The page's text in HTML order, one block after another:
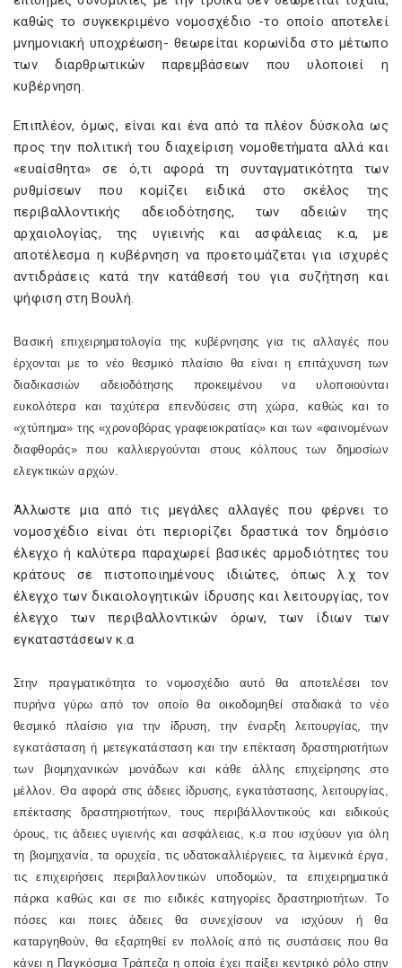
καθώς το συγκεκριμένο νομοσχέδιο -το οποίο αποτελεί
μνημονιακή υποχρέωση- θεωρείται κορωνίδα στο μέτωπο
των διαρθρωτικών παρεμβάσεων που υλοποιεί η
κυβέρνηση.
Επιπλέον, όμως, είναι και ένα από τα πλέον δύσκολα ως
προς την πολιτική του διαχείριση νομοθετήματα αλλά και
«ευαίσθητα» σε ό,τι αφορά τη συνταγματικότητα των
ρυθμίσεων που κομίζει ειδικά στο σκέλος της
περιβαλλοντικής αδειοδότησης, των αδειών της
αρχαιολογίας, της υγιεινής και ασφάλειας κ.α, με
αποτέλεσμα η κυβέρνηση να προετοιμάζεται για ισχυρές
αντιδράσεις κατά την κατάθεσή του για συζήτηση και
ψήφιση στη Βουλή.
Βασική επιχειρηματολογία της κυβέρνησης για τις αλλαγές που
έρχονται με το νέο θεσμικό πλαίσιο θα είναι η επιτάχυνση των
διαδικασιών αδειοδότησης προκειμένου να υλοποιούνται
ευκολότερα και ταχύτερα επενδύσεις στη χώρα, καθώς και το
«χτύπημα» της «χρονοβόρας γραφειοκρατίας» και των «φαινομένων
διαφθοράς» που καλλιεργούνται στους κόλπους των δημοσίων
ελεγκτικών αρχών.
Άλλωστε μια από τις μεγάλες αλλαγές που φέρνει το
νομοσχέδιο είναι ότι περιορίζει δραστικά τον δημόσιο
έλεγχο ή καλύτερα παραχωρεί βασικές αρμοδιότητες του
κράτους σε πιστοποιημένους ιδιώτες, όπως λ.χ τον
έλεγχο των δικαιολογητικών ίδρυσης και λειτουργίας, τον
έλεγχο των περιβαλλοντικών όρων, των ίδιων των
εγκαταστάσεων κ.α
Στην πραγματικότητα το νομοσχέδιο αυτό θα αποτελέσει τον
πυρήνα γύρω από τον οποίο θα οικοδομηθεί σταδιακά το νέο
θεσμικό πλαίσιο για την ίδρυση, την έναρξη λειτουργίας, την
εγκατάσταση ή μετεγκατάσταση και την επέκταση δραστηριοτήτων
των βιομηχανικών μονάδων και κάθε άλλης επιχείρησης στο
μέλλον. Θα αφορά στις άδειες ίδρυσης, εγκατάστασης, λειτουργίας,
επέκτασης δραστηριοτήτων, τους περιβάλλοντικούς και ειδικούς
όρους, τις άδειες υγιεινής και ασφάλειας, κ.α που ισχύουν για όλη
τη βιομηχανία, τα ορυχεία, τις υδατοκαλλιέργειες, τα λιμενικά έργα,
τις επιχειρήσεις περιβαλλοντικών υποδομών, τα επιχειρηματικά
πάρκα καθώς και σε πιο ειδικές κατηγορίες δραστηριοτήτων. Το
πόσες και ποιες άδειες θα συνεχίσουν να ισχύουν ή θα
καταργηθούν, θα εξαρτηθεί εν πολλοίς από τις συστάσεις που θα
κάνει η Παγκόσμια Τράπεζα η οποία έχει παίξει κεντρικό ρόλο στην